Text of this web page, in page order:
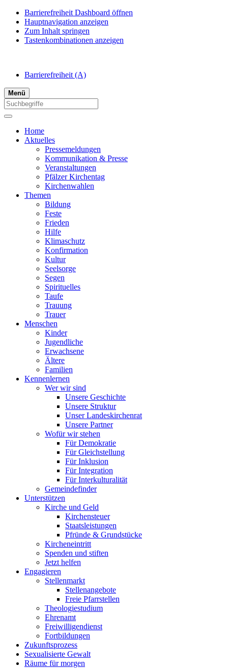
Barrierefreiheit Dashboard öffnen
Hauptnavigation anzeigen
Zum Inhalt springen
Tastenkombinationen anzeigen
Barrierefreiheit (A)
Menü
Home
Aktuelles
Pressemeldungen
Kommunikation & Presse
Veranstaltungen
Pfälzer Kirchentag
Kirchenwahlen
Themen
Bildung
Feste
Frieden
Hilfe
Klimaschutz
Konfirmation
Kultur
Seelsorge
Segen
Spirituelles
Taufe
Trauung
Trauer
Menschen
Kinder
Jugendliche
Erwachsene
Ältere
Familien
Kennenlernen
Wer wir sind
Unsere Geschichte
Unsere Struktur
Unser Landeskirchenrat
Unsere Partner
Wofür wir stehen
Für Demokratie
Für Gleichstellung
Für Inklusion
Für Integration
Für Interkulturalität
Gemeindefinder
Unterstützen
Kirche und Geld
Kirchensteuer
Staatsleistungen
Pfründe & Grundstücke
Kircheneintritt
Spenden und stiften
Jetzt helfen
Engagieren
Stellenmarkt
Stellenangebote
Freie Pfarrstellen
Theologiestudium
Ehrenamt
Freiwilligendienst
Fortbildungen
Zukunftsprozess
Sexualisierte Gewalt
Räume für morgen